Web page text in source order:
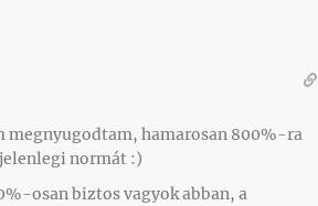
megnyugodtam, hamarosan 800%-ra
normát :)
osan biztos vagyok abban, a